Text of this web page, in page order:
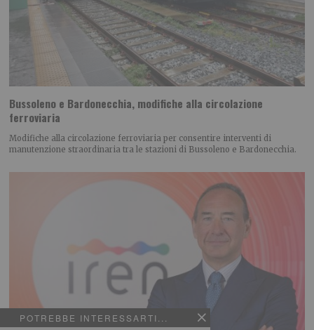
POTREBBE INTERESSARTI...
Bussoleno e Bardonecchia, modifiche alla circolazione
ferroviaria
Modifiche alla circolazione ferroviaria per consentire interventi di
manutenzione straordinaria tra le stazioni di Bussoleno e Bardonecchia.